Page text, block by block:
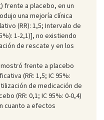
frente a placebo, en un
una mejoría clínica
(RR): 1,5; Intervalo de
1-2,1)], no existiendo
de rescate y en los
frente a placebo
(RR: 1,5; IC 95%:
de medicación de
(RR: 0,1; IC 95%: 0-0,4)
cuanto a efectos